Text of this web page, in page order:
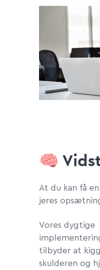
🧠
At du kan få
jeres
Vores dygtige
tilbyder at
skulderen og